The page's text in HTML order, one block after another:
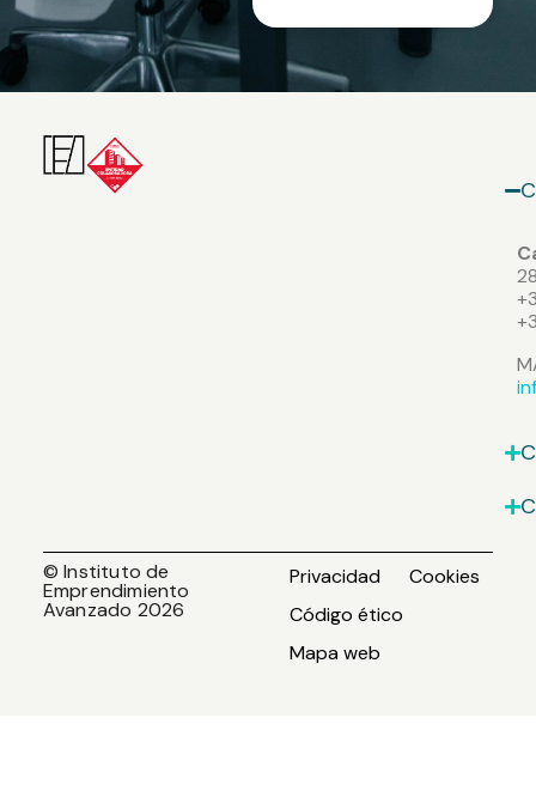
© Instituto de
Emprendimiento
Avanzado 2026
Privacidad
Cookies
Código ético
Mapa web